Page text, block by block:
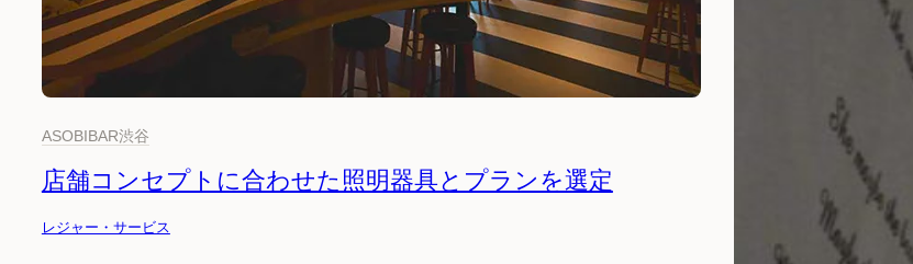
ASOBIBAR渋谷
店舗コンセプトに合わせた照明器具とプランを選定
レジャー・サービス